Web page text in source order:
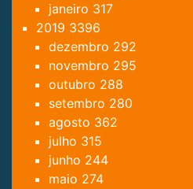
janeiro 317
2019 3396
dezembro 292
novembro 295
outubro 288
setembro 280
agosto 362
julho 315
junho 244
maio 274